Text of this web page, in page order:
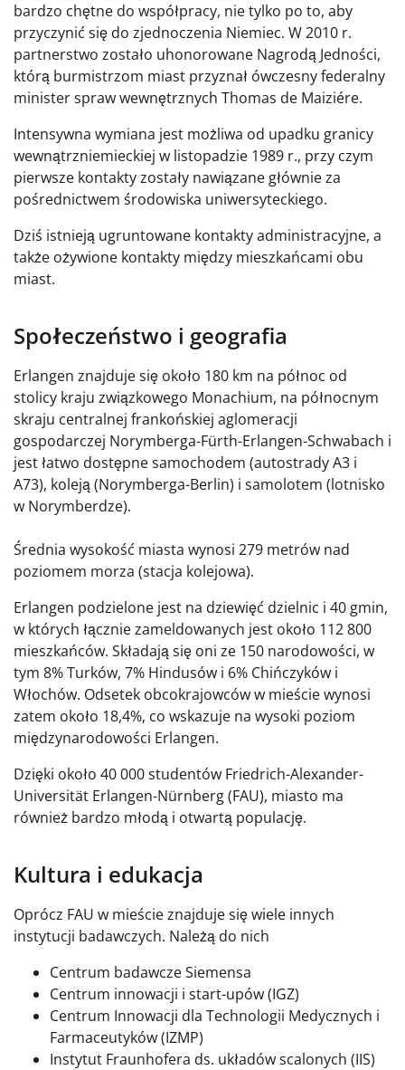
bardzo chętne do współpracy, nie tylko po to, aby
przyczynić się do zjednoczenia Niemiec. W 2010 r.
partnerstwo zostało uhonorowane Nagrodą Jedności,
którą burmistrzom miast przyznał ówczesny federalny
minister spraw wewnętrznych Thomas de Maiziére.
Intensywna wymiana jest możliwa od upadku granicy
wewnątrzniemieckiej w listopadzie 1989 r., przy czym
pierwsze kontakty zostały nawiązane głównie za
pośrednictwem środowiska uniwersyteckiego.
Dziś istnieją ugruntowane kontakty administracyjne, a
także ożywione kontakty między mieszkańcami obu
miast.
Społeczeństwo i geografia
Erlangen znajduje się około 180 km na północ od
stolicy kraju związkowego Monachium, na północnym
skraju centralnej frankońskiej aglomeracji
gospodarczej Norymberga-Fürth-Erlangen-Schwabach i
jest łatwo dostępne samochodem (autostrady A3 i
A73), koleją (Norymberga-Berlin) i samolotem (lotnisko
w Norymberdze).
Średnia wysokość miasta wynosi 279 metrów nad
poziomem morza (stacja kolejowa).
Erlangen podzielone jest na dziewięć dzielnic i 40 gmin,
w których łącznie zameldowanych jest około 112 800
mieszkańców. Składają się oni ze 150 narodowości, w
tym 8% Turków, 7% Hindusów i 6% Chińczyków i
Włochów. Odsetek obcokrajowców w mieście wynosi
zatem około 18,4%, co wskazuje na wysoki poziom
międzynarodowości Erlangen.
Dzięki około 40 000 studentów Friedrich-Alexander-
Universität Erlangen-Nürnberg (FAU), miasto ma
również bardzo młodą i otwartą populację.
Kultura i edukacja
Oprócz FAU w mieście znajduje się wiele innych
instytucji badawczych. Należą do nich
Centrum badawcze Siemensa
Centrum innowacji i start-upów (IGZ)
Centrum Innowacji dla Technologii Medycznych i
Farmaceutyków (IZMP)
Instytut Fraunhofera ds. układów scalonych (IIS)